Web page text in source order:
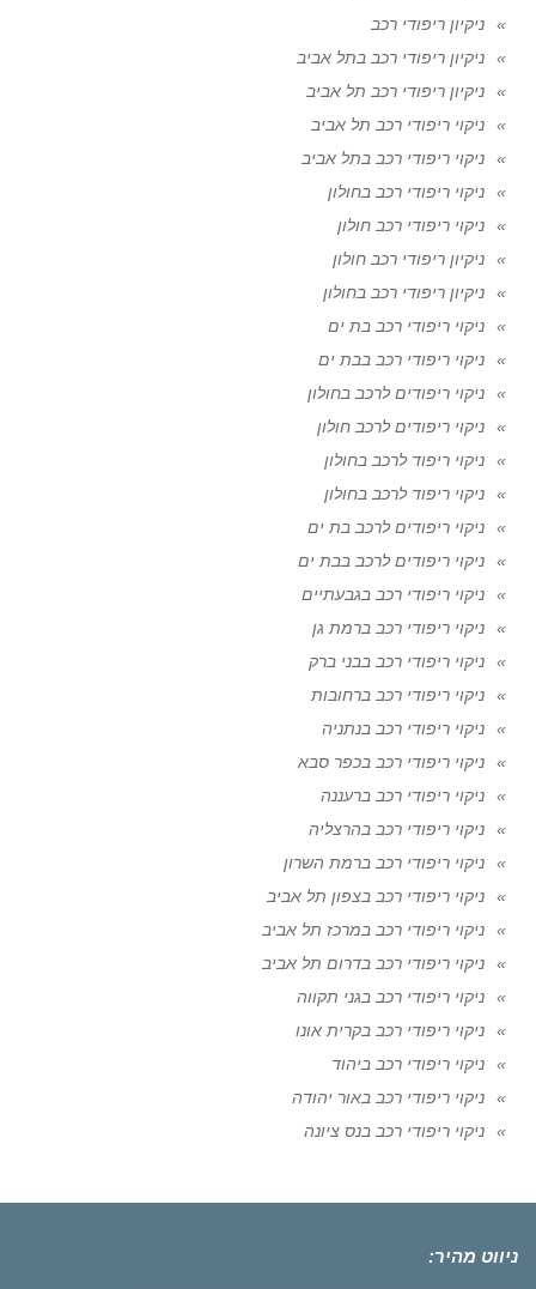
ניקיון ריפודי רכב
ניקיון ריפודי רכב בתל אביב
ניקיון ריפודי רכב תל אביב
ניקוי ריפודי רכב תל אביב
ניקוי ריפודי רכב בתל אביב
ניקוי ריפודי רכב בחולון
ניקוי ריפודי רכב חולון
ניקיון ריפודי רכב חולון
ניקיון ריפודי רכב בחולון
ניקוי ריפודי רכב בת ים
ניקוי ריפודי רכב בבת ים
ניקוי ריפודים לרכב בחולון
ניקוי ריפודים לרכב חולון
ניקוי ריפוד לרכב בחולון
ניקוי ריפוד לרכב בחולון
ניקוי ריפודים לרכב בת ים
ניקוי ריפודים לרכב בבת ים
ניקוי ריפודי רכב בגבעתיים
ניקוי ריפודי רכב ברמת גן
ניקוי ריפודי רכב בבני ברק
ניקוי ריפודי רכב ברחובות
ניקוי ריפודי רכב בנתניה
ניקוי ריפודי רכב בכפר סבא
ניקוי ריפודי רכב ברעננה
ניקוי ריפודי רכב בהרצליה
ניקוי ריפודי רכב ברמת השרון
ניקוי ריפודי רכב בצפון תל אביב
ניקוי ריפודי רכב במרכז תל אביב
ניקוי ריפודי רכב בדרום תל אביב
ניקוי ריפודי רכב בגני תקווה
ניקוי ריפודי רכב בקרית אונו
ניקוי ריפודי רכב ביהוד
ניקוי ריפודי רכב באור יהודה
ניקוי ריפודי רכב בנס ציונה
ניווט מהיר: